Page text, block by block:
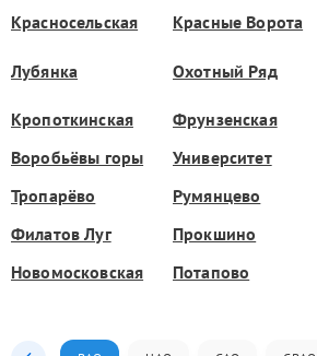
Красносельская Красные Ворота
Лубянка Охотный Ряд
Кропоткинская
Фрунзенская
Воробьёвы горы
Университет
Тропарёво
Румянцево
Филатов Луг
Прокшино
Новомосковская
Потапово